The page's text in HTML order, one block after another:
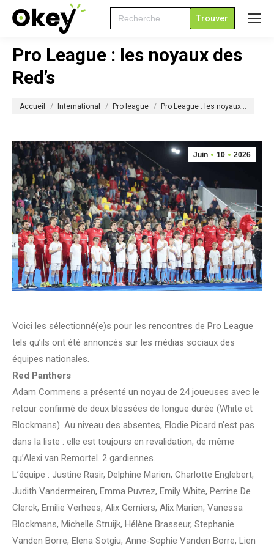
Search
for:
Pro League : les noyaux des
Red’s
Accueil International Pro league Pro League : les noyaux…
Juin 10 2026
Voici les sélectionné(e)s pour les rencontres de Pro League
tels qu’ils ont été annoncés sur les médias sociaux des
équipes nationales.
Red Panthers
Adam Commens a présenté un noyau de 24 joueuses avec le
retour confirmé de deux blessées de longue durée (White et
Blockmans). Au niveau des absentes, Elodie Picard n’est pas
dans la liste : elle est toujours en revalidation, de même
qu’Alexi van Remortel. 2 gardiennes.
L’équipe : Justine Rasir, Delphine Marien, Charlotte Englebert,
Judith Vandermeiren, Emma Puvrez, Emily White, Perrine De
Clerck, Emilie Verhees, Alix Gerniers, Alix Marien, Vanessa
Blockmans, Michelle Struijk, Hélène Brasseur, Stephanie
Vanden Borre, Elena Sotgiu, Anne-Sophie Vanden Borre, Lien